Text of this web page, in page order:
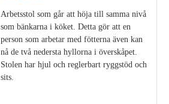
Arbetsstol som går att höja till samma nivå
som bänkarna i köket. Detta gör att en
person som arbetar med fötterna även kan
nå de två nedersta hyllorna i överskåpet.
Stolen har hjul och reglerbart ryggstöd och
sits.